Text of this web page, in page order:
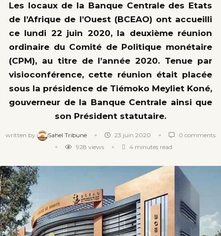
Les locaux de la Banque Centrale des Etats
de l’Afrique de l’Ouest (BCEAO) ont accueilli
ce lundi 22 juin 2020, la deuxième réunion
ordinaire du Comité de Politique monétaire
(CPM), au titre de l’année 2020. Tenue par
visioconférence, cette réunion était placée
sous la présidence de Tiémoko Meyliet Koné,
gouverneur de la Banque Centrale ainsi que
son Président statutaire.
written by Sahel Tribune 23 juin 2020
0 comments
928 views 4 minutes read